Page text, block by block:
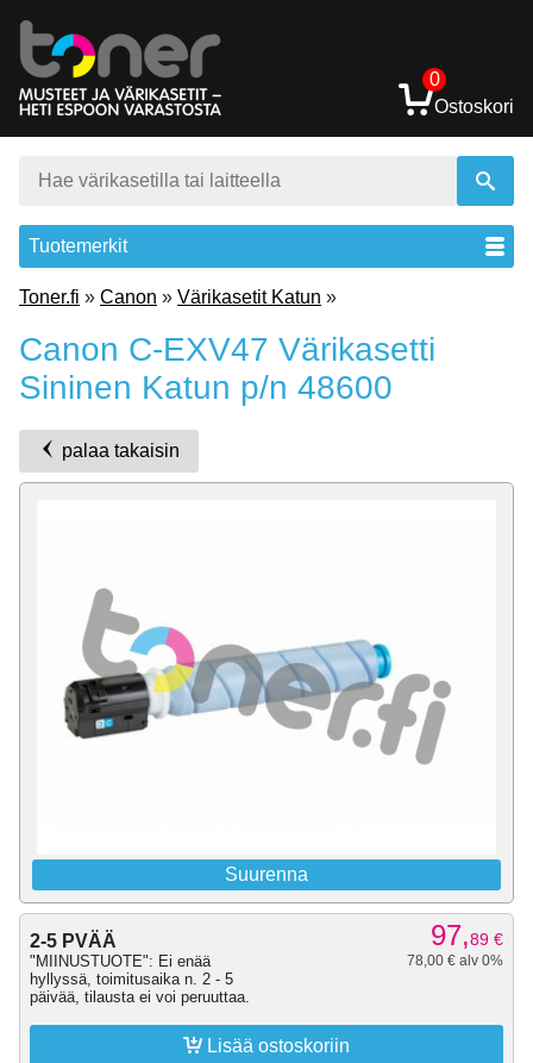
0
Ostoskori
Tuotemerkit
Toner.fi » Canon » Värikasetit Katun »
Canon C-EXV47 Värikasetti
Sininen Katun p/n 48600
palaa takaisin
Suurenna
2-5 PVÄÄ
"MIINUSTUOTE": Ei enää
hyllyssä, toimitusaika n. 2 - 5
päivää, tilausta ei voi peruuttaa.
97,89 €
78,00 € alv 0%
 Lisää ostoskoriin